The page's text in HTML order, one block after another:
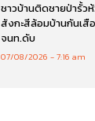
ชาวบ้านติดชายป่ารั้ว
สังกะสีล้อมบ้านกันเสื
จนท.ดับ
07/08/2026 7:16 am